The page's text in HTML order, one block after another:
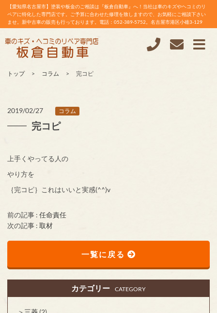
【愛知県名古屋市】塗装や板金のご相談は『板倉自動車』へ！当社は車のキズやヘコミのリ
ペアに特化した専門店です。ご予算に合わせた修理を致しますので、お気軽にご相談下さい
ませ。新中古車の販売も行っております。電話：052-389-5752。名古屋市港区小碓3-129
トップ コラム 完コピ
2019/02/27 コラム
完コピ
上手くやってる人の
やり方を
｛完コピ｝これはいいと実感(^^)v
前の記事 : 任命責任
次の記事 : 取材
一覧に戻る
カテゴリー CATEGORY